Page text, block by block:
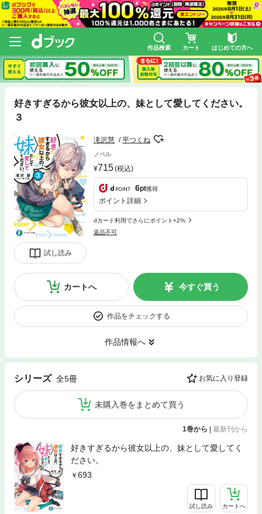
作品検索 カート はじめての方へ
好きすぎるから彼女以上の、妹として愛してください。
３
試し読み
滝沢慧 平つくね
ノベル
715(税込)
6pt獲得
ポイント詳細
dカード利用でさらにポイント+2%
返品不可
カートへ 今すぐ買う
作品をチェックする
作品情報へ
シリーズ 全5冊 お気に入り登録
未購入巻をまとめて買う
1巻から | 最新刊から
好きすぎるから彼女以上の、妹として愛してく
ださい。
693
試し読み カートへ